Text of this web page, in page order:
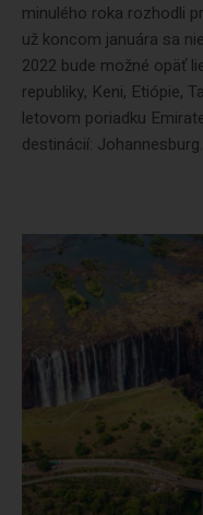
minulého roka rozhodli
už koncom januára sa
2022 bude možné opäť
republiky, Keni, Etiópie,
letovom poriadku
destinácií: